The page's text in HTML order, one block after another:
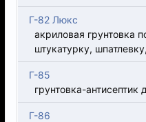
Г-82 Люкс
акриловая грунтовка
штукатурку,
Г-85
грунтовка-антисептик
Г-86